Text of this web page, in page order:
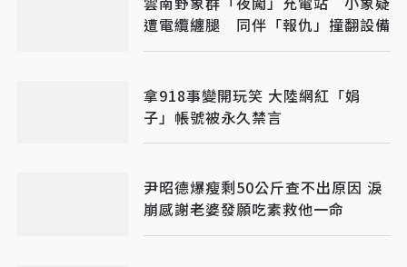
遭電纜纏腿 同伴「報仇」撞翻設備
拿918事變開玩笑 大陸網紅「娟
子」帳號被永久禁言
尹昭德爆瘦剩50公斤查不出原因 淚
崩感謝老婆發願吃素救他一命